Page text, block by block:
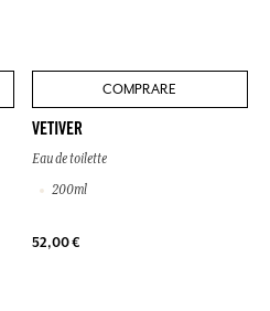
COMPRARE
VETIVER
Eau de toilette
200ml
52,00 €